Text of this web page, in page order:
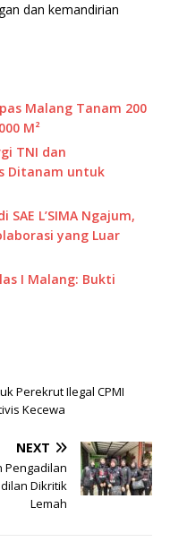
dan kemandirian
Malang Tanam 200
M²
TNI dan
Ditanam untuk
L’SIMA Ngajum,
yang Luar
I Malang: Bukti
Perekrut Ilegal CPMI
Kecewa
NEXT
Pengadilan
Dikritik
Lemah